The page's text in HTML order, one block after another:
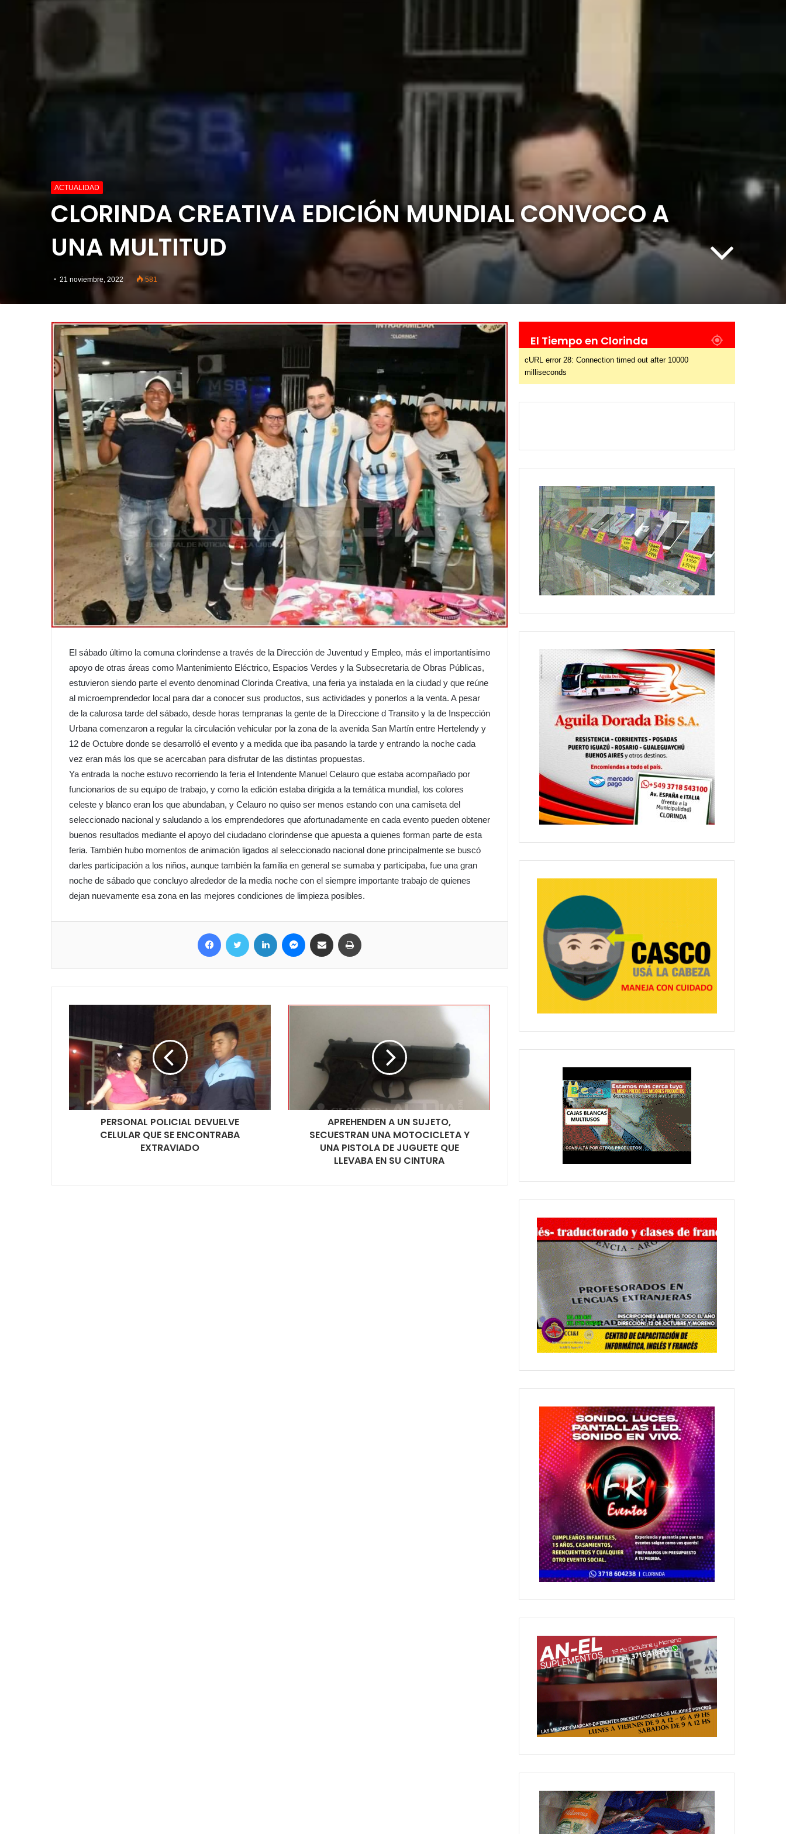
ACTUALIDAD
CLORINDA CREATIVA EDICIÓN MUNDIAL CONVOCO A
UNA MULTITUD
21 noviembre, 2022 581
El sábado último la comuna clorindense a través de la Dirección de Juventud y Empleo, más el importantísimo
apoyo de otras áreas como Mantenimiento Eléctrico, Espacios Verdes y la Subsecretaria de Obras Públicas,
estuvieron siendo parte el evento denominad Clorinda Creativa, una feria ya instalada en la ciudad y que reúne
al microemprendedor local para dar a conocer sus productos, sus actividades y ponerlos a la venta. A pesar
de la calurosa tarde del sábado, desde horas tempranas la gente de la Direccione d Transito y la de Inspección
Urbana comenzaron a regular la circulación vehicular por la zona de la avenida San Martín entre Hertelendy y
12 de Octubre donde se desarrolló el evento y a medida que iba pasando la tarde y entrando la noche cada
vez eran más los que se acercaban para disfrutar de las distintas propuestas.
Ya entrada la noche estuvo recorriendo la feria el Intendente Manuel Celauro que estaba acompañado por
funcionarios de su equipo de trabajo, y como la edición estaba dirigida a la temática mundial, los colores
celeste y blanco eran los que abundaban, y Celauro no quiso ser menos estando con una camiseta del
seleccionado nacional y saludando a los emprendedores que afortunadamente en cada evento pueden obtener
buenos resultados mediante el apoyo del ciudadano clorindense que apuesta a quienes forman parte de esta
feria. También hubo momentos de animación ligados al seleccionado nacional done principalmente se buscó
darles participación a los niños, aunque también la familia en general se sumaba y participaba, fue una gran
noche de sábado que concluyo alrededor de la media noche con el siempre importante trabajo de quienes
dejan nuevamente esa zona en las mejores condiciones de limpieza posibles.
Facebook Twitter LinkedIn MessengerCompartir por correo electrónico
PERSONAL POLICIAL DEVUELVE
CELULAR QUE SE ENCONTRABA
EXTRAVIADO
APREHENDEN A UN SUJETO,
SECUESTRAN UNA MOTOCICLETA Y
UNA PISTOLA DE JUGUETE QUE
LLEVABA EN SU CINTURA
El Tiempo en Clorinda
cURL error 28: Connection timed out after 10000
milliseconds